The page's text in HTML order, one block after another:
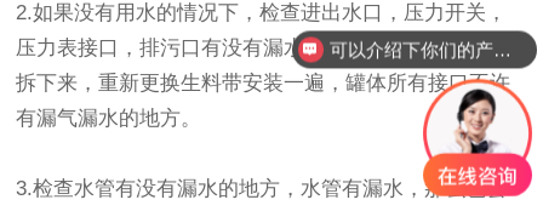
2.如果没有用水的情况下，检查进出水口，压力开关，
压力表接口，排污口有没有漏水漏气，如果有的话，要
拆下来，重新更换生料带安装一遍，罐体所有接口不许
有漏气漏水的地方。
3.检查水管有没有漏水的地方，水管有漏水，那么也会
可以介绍下你们的产品么？